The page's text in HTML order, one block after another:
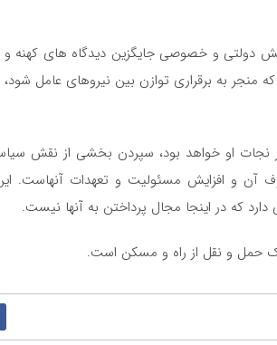
دولتی و خصوصی جایگزین دیدگاه های
که منجر به برقراری توازن بین نیروهای
نجات او خواهد بود، سپردن بخشی از نقش
آن و افزایش مسئولیت و تعهدات آنهاست.
که در اینجا مجال پرداختن به آنها نیست.
حمل و نقل از راه و مسکن است.